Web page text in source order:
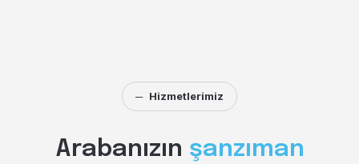
─ Hizmetlerimiz
Arabanızın şanzıman